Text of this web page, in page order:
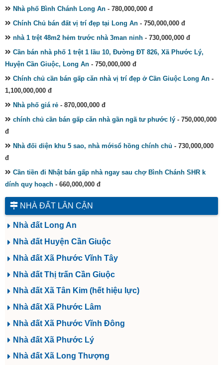
Nhà phố Bình Chánh Long An - 780,000,000 đ
Chính Chủ bán đất vị trí đẹp tại Long An - 750,000,000 đ
nhà 1 trệt 48m2 hẻm trước nhà 3man ninh - 730,000,000 đ
Cần bán nhà phố 1 trệt 1 lầu 10, Đường ĐT 826, Xã Phước Lý,
Huyện Cần Giuộc, Long An - 750,000,000 đ
Chính chủ cần bán gấp căn nhà vị trí đẹp ở Cần Giuộc Long An -
1,100,000,000 đ
Nhà phố giá rẻ - 870,000,000 đ
chính chủ cần bán gấp căn nhà gần ngã tư phước lý - 750,000,000
đ
Nhà đối diện khu 5 sao, nhà mớisổ hồng chính chủ - 730,000,000
đ
Cần tiền đi Nhật bán gấp nhà ngay sau chợ Bình Chánh SHR k
dính quy hoạch - 660,000,000 đ
NHÀ ĐẤT LÂN CẬN
Nhà đất Long An
Nhà đất Huyện Cần Giuộc
Nhà đất Xã Phước Vĩnh Tây
Nhà đất Thị trấn Cần Giuộc
Nhà đất Xã Tân Kim (hết hiệu lực)
Nhà đất Xã Phước Lâm
Nhà đất Xã Phước Vĩnh Đông
Nhà đất Xã Phước Lý
Nhà đất Xã Long Thượng